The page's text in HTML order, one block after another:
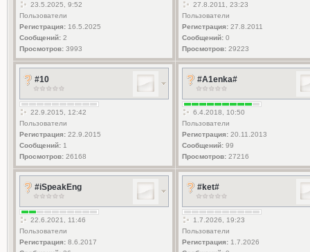
23.5.2025, 9:52
Пользователи
Регистрация:16.5.2025
Сообщений:2
Просмотров:3993
27.8.2011, 23:23
Пользователи
Регистрация:27.8.2011
Сообщений:0
Просмотров:29223
#10
22.9.2015, 12:42
Пользователи
Регистрация:22.9.2015
Сообщений:1
Просмотров:26168
#A1enka#
6.4.2018, 10:50
Пользователи
Регистрация:20.11.2013
Сообщений:99
Просмотров:27216
#iSpeakEng
22.6.2021, 11:46
Пользователи
Регистрация:8.6.2017
#ket#
1.7.2026, 19:23
Пользователи
Регистрация:1.7.2026